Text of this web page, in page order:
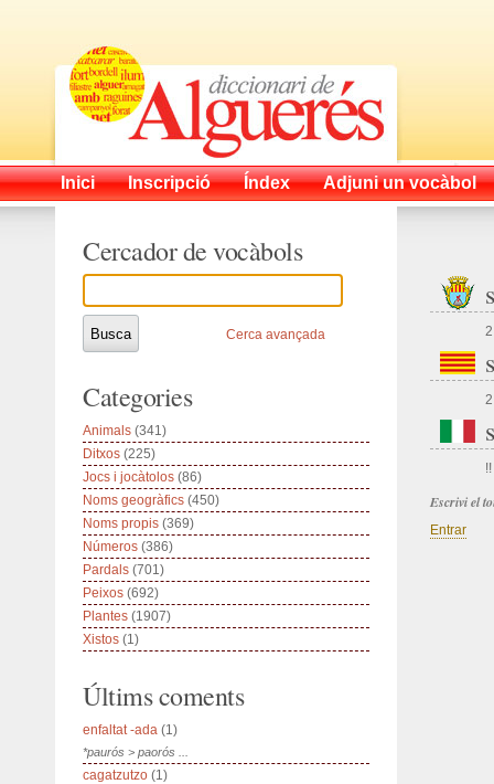
Inici Inscripció Índex Adjuni un vocàbol
!!
Escrivi el
Entrar
Cercador de vocàbols
Cerca avançada
Categories
Animals (341)
Ditxos (225)
Jocs i jocàtolos (86)
Noms geogràfics (450)
Noms propis (369)
Números (386)
Pardals (701)
Peixos (692)
Plantes (1907)
Xistos (1)
Últims coments
enfaltat -ada (1)
*paurós > paorós ...
cagatzutzo (1)